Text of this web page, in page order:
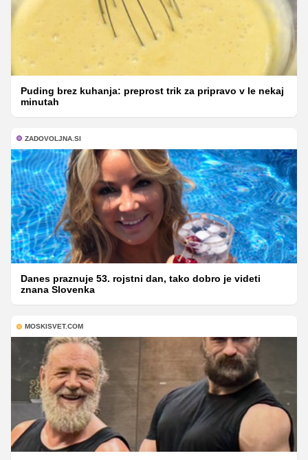
Puding brez kuhanja: preprost trik za pripravo v le nekaj
minutah
ZADOVOLJNA.SI
Danes praznuje 53. rojstni dan, tako dobro je videti
znana Slovenka
MOSKISVET.COM